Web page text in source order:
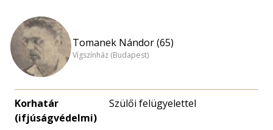
Tomanek Nándor (65)
Vígszínház (Budapest)
Korhatár
(ifjúságvédelmi)
Szülői felügyelettel